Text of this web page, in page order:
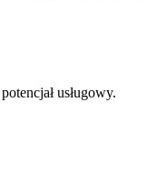
usługowy.